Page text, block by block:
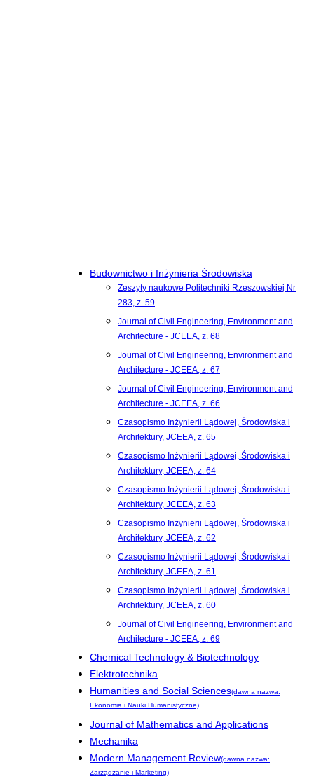
Budownictwo i Inżynieria Środowiska
Zeszyty naukowe Politechniki Rzeszowskiej Nr
283, z. 59
Journal of Civil Engineering, Environment and
Architecture - JCEEA, z. 68
Journal of Civil Engineering, Environment and
Architecture - JCEEA, z. 67
Journal of Civil Engineering, Environment and
Architecture - JCEEA, z. 66
Czasopismo Inżynierii Lądowej, Środowiska i
Architektury, JCEEA, z. 65
Czasopismo Inżynierii Lądowej, Środowiska i
Architektury, JCEEA, z. 64
Czasopismo Inżynierii Lądowej, Środowiska i
Architektury, JCEEA, z. 63
Czasopismo Inżynierii Lądowej, Środowiska i
Architektury, JCEEA, z. 62
Czasopismo Inżynierii Lądowej, Środowiska i
Architektury, JCEEA, z. 61
Czasopismo Inżynierii Lądowej, Środowiska i
Architektury, JCEEA, z. 60
Journal of Civil Engineering, Environment and
Architecture - JCEEA, z. 69
Chemical Technology & Biotechnology
Elektrotechnika
Humanities and Social Sciences(dawna nazwa:
Ekonomia i Nauki Humanistyczne)
Journal of Mathematics and Applications
Mechanika
Modern Management Review(dawna nazwa:
Zarządzanie i Marketing)